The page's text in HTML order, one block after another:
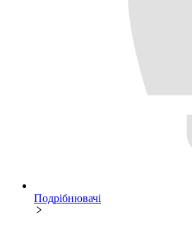
Подрібнювачі